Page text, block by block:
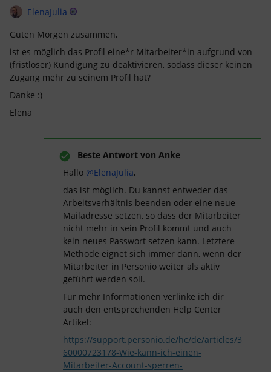
ElenaJulia
Guten Morgen zusammen,
ist es möglich das Profil eine*r Mitarbeiter*in aufgrund von
(fristloser) Kündigung zu deaktivieren, sodass dieser keinen
Zugang mehr zu seinem Profil hat?
Danke :)
Elena
Beste Antwort von Anke
Hallo @ElenaJulia,
das ist möglich. Du kannst entweder das
Arbeitsverhältnis beenden oder eine neue
Mailadresse setzen, so dass der Mitarbeiter
nicht mehr in sein Profil kommt und auch
kein neues Passwort setzen kann. Letztere
Methode eignet sich immer dann, wenn der
Mitarbeiter in Personio weiter als aktiv
geführt werden soll.
Für mehr Informationen verlinke ich dir
auch den entsprechenden Help Center
Artikel:
https://support.personio.de/hc/de/articles/3
60000723178-Wie-kann-ich-einen-
Mitarbeiter-Account-sperren-